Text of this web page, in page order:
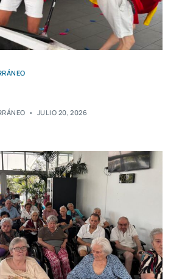
JULIO 20, 2026